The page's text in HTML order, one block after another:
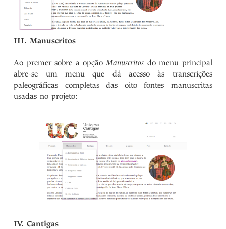
III. Manuscritos
Ao premer sobre a opçãoManuscritos do menu principal
abre-se um menu que dá acesso às transcrições
paleográficas completas das oito fontes manuscritas
usadas no projeto:
IV. Cantigas